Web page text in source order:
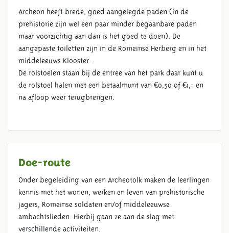
IS ARCHEON TOEGANKELIJK
VOOR ROLSTOELEN?
Archeon heeft brede, goed aangelegde paden (in de
prehistorie zijn wel een paar minder begaanbare paden
maar voorzichtig aan dan is het goed te doen). De
aangepaste toiletten zijn in de Romeinse Herberg en in het
middeleeuws Klooster.
De rolstoelen staan bij de entree van het park daar kunt u
de rolstoel halen met een betaalmunt van €0,50 of €1,- en
na afloop weer terugbrengen.
Doe-route
Onder begeleiding van een Archeotolk maken de leerlingen
kennis met het wonen, werken en leven van prehistorische
jagers, Romeinse soldaten en/of middeleeuwse
ambachtslieden. Hierbij gaan ze aan de slag met
verschillende activiteiten.